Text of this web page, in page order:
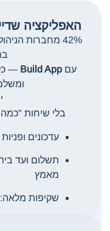
האפליקציה
42% מחברות
עםBuild App
—
בלי שיחות
עדכונים
תשלום ועד
מאמץ
שקיפות